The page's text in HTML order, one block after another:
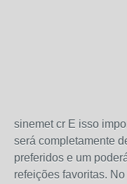
sinemet cr E isso
será completamente
preferidos e um
refeições favoritas.